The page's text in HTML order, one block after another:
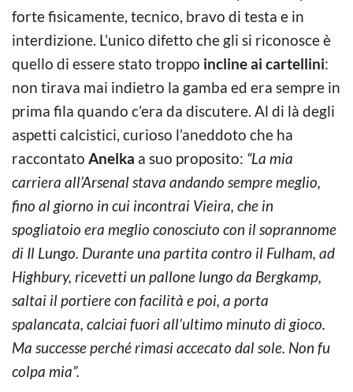
forte fisicamente, tecnico, bravo di testa e in
interdizione. L’unico difetto che gli si riconosce è
quello di essere stato troppo incline ai cartellini:
non tirava mai indietro la gamba ed era sempre in
prima fila quando c’era da discutere. Al di là degli
aspetti calcistici, curioso l’aneddoto che ha
raccontato Anelka a suo proposito: “La mia
carriera all’Arsenal stava andando sempre meglio,
fino al giorno in cui incontrai Vieira, che in
spogliatoio era meglio conosciuto con il soprannome
di Il Lungo. Durante una partita contro il Fulham, ad
Highbury, ricevetti un pallone lungo da Bergkamp,
saltai il portiere con facilità e poi, a porta
spalancata, calciai fuori all’ultimo minuto di gioco.
Ma successe perché rimasi accecato dal sole. Non fu
colpa mia”.